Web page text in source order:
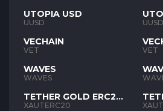
UTOPIA USD
UUSD
VECHAIN
VET
WAVES
WAVES
TETHER GOLD ERC20
XAUT
XAUTERC20
UUSD
VET